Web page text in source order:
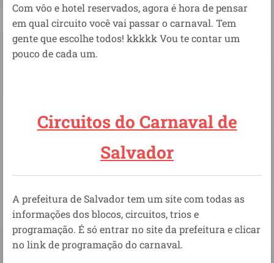
Com vôo e hotel reservados, agora é hora de pensar
em qual circuito você vai passar o carnaval. Tem
gente que escolhe todos! kkkkk Vou te contar um
pouco de cada um.
Circuitos do Carnaval de
Salvador
A prefeitura de Salvador tem um site com todas as
informações dos blocos, circuitos, trios e
programação. É só entrar no site da prefeitura e clicar
no link de programação do carnaval.